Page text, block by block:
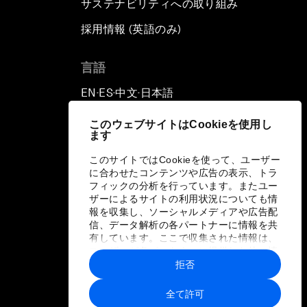
このウェブサイトはCookieを使用し
ます
このサイトではCookieを使って、ユーザー
に合わせたコンテンツや広告の表示、トラ
フィックの分析を行っています。またユー
ザーによるサイトの利用状況についても情
報を収集し、ソーシャルメディアや広告配
信、データ解析の各パートナーに情報を共
有しています。ここで収集された情報は、
ユーザーが各パートナーに提供した他の情
報や各パートナーのサービスを使用した際
に収集された情報と組み合わされ、各パー
トナーによって使用されることがありま
す。
全て許可
拒否
サステナビリティへの取り組み
採用情報 (英語のみ)
言語
EN ▪ ES▪中文▪ 日本語